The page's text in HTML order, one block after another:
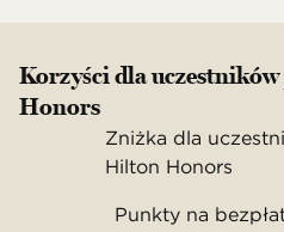
Korzyści dla
Honors
Zniżka dla
Hilton Honors
Punkty na